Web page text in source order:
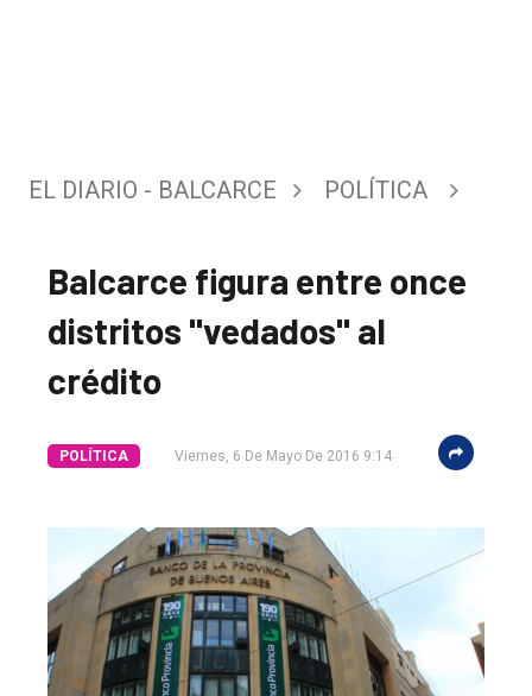
El
EL DIARIO - BALCARCE POLÍTICA
Balcarce figura entre once
distritos "vedados" al
crédito
POLÍTICA Viernes, 6 De Mayo De 2016 9:14